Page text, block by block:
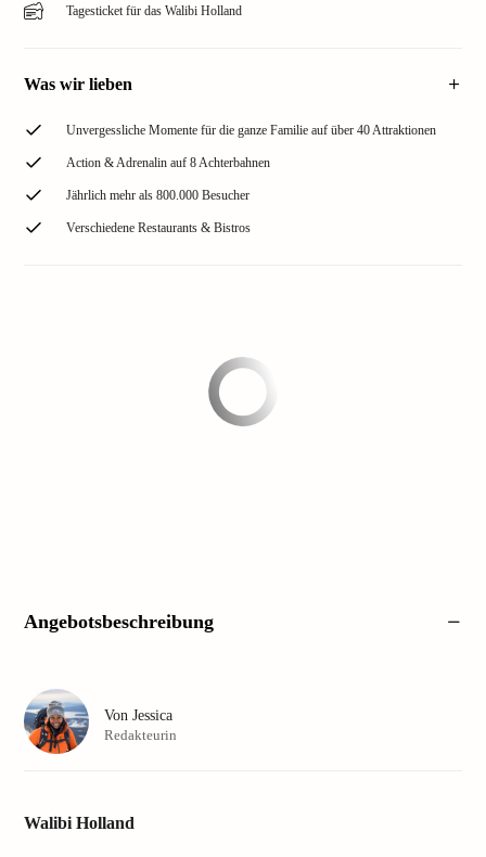
Tagesticket für das Walibi Holland
Was wir lieben
Unvergessliche Momente für die ganze Familie auf über 40 Attraktionen
Action & Adrenalin auf 8 Achterbahnen
Jährlich mehr als 800.000 Besucher
Verschiedene Restaurants & Bistros
Angebotsbeschreibung
Walibi Holland
Von Jessica
Redakteurin